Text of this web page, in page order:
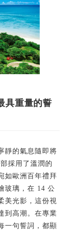
具重量的誓
靜的氣息隨即將
採用了溫潤的
如歐洲百年禮拜
玻璃，在 14 公
美光影，這份視
到高潮。在專業
一句誓詞，都顯